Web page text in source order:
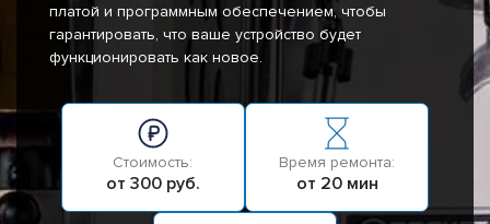
платой и программным обеспечением, чтобы
гарантировать, что ваше устройство будет
функционировать как новое.
Стоимость:
от 300 руб.
Время ремонта:
от 20 мин